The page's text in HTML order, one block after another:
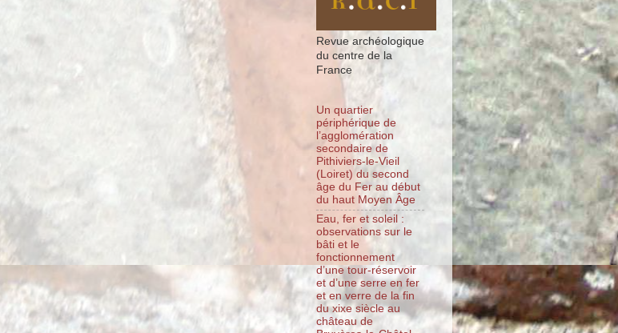
Revue archéologique
du centre de la
France
Un quartier
périphérique de
l’agglomération
secondaire de
Pithiviers-le-Vieil
(Loiret) du second
âge du Fer au début
du haut Moyen Âge
Eau, fer et soleil :
observations sur le
bâti et le
fonctionnement
d’une tour-réservoir
et d’une serre en fer
et en verre de la fin
du xixe siècle au
château de